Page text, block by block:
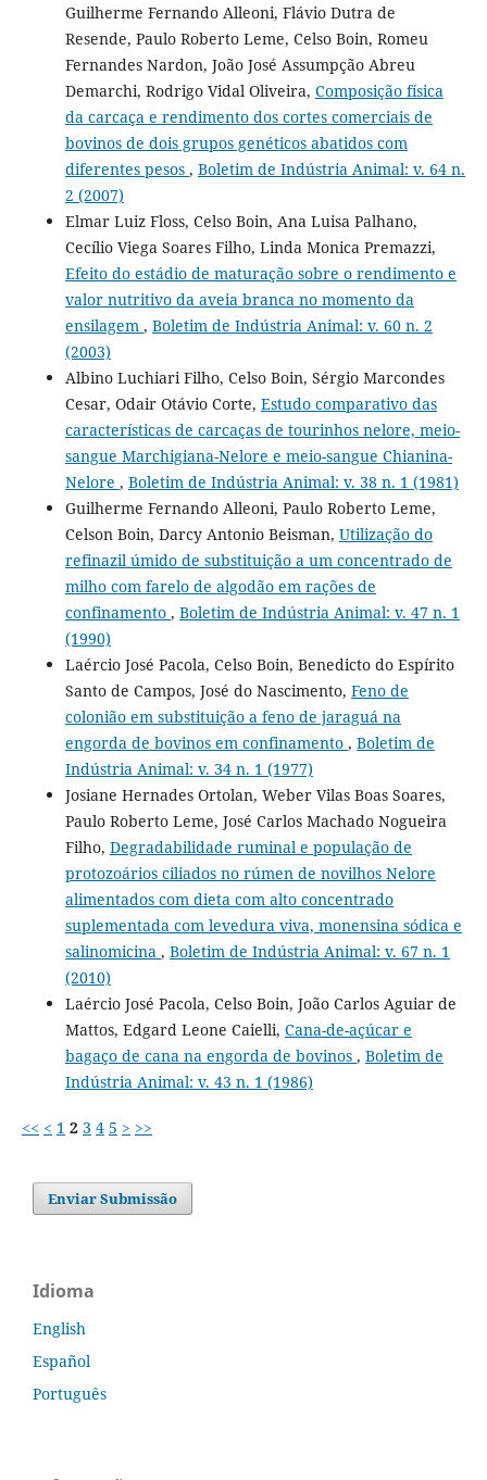
Guilherme Fernando Alleoni, Flávio Dutra de
Resende, Paulo Roberto Leme, Celso Boin, Romeu
Fernandes Nardon, João José Assumpção Abreu
Demarchi, Rodrigo Vidal Oliveira, Composição física
da carcaça e rendimento dos cortes comerciais de
bovinos de dois grupos genéticos abatidos com
diferentes pesos , Boletim de Indústria Animal: v. 64 n.
2 (2007)
Elmar Luiz Floss, Celso Boin, Ana Luisa Palhano,
Cecílio Viega Soares Filho, Linda Monica Premazzi,
Efeito do estádio de maturação sobre o rendimento e
valor nutritivo da aveia branca no momento da
ensilagem , Boletim de Indústria Animal: v. 60 n. 2
(2003)
Albino Luchiari Filho, Celso Boin, Sérgio Marcondes
Cesar, Odair Otávio Corte, Estudo comparativo das
características de carcaças de tourinhos nelore, meio-
sangue Marchigiana-Nelore e meio-sangue Chianina-
Nelore , Boletim de Indústria Animal: v. 38 n. 1 (1981)
Guilherme Fernando Alleoni, Paulo Roberto Leme,
Celson Boin, Darcy Antonio Beisman, Utilização do
refinazil úmido de substituição a um concentrado de
milho com farelo de algodão em rações de
confinamento , Boletim de Indústria Animal: v. 47 n. 1
(1990)
Laércio José Pacola, Celso Boin, Benedicto do Espírito
Santo de Campos, José do Nascimento, Feno de
colonião em substituição a feno de jaraguá na
engorda de bovinos em confinamento , Boletim de
Indústria Animal: v. 34 n. 1 (1977)
Josiane Hernades Ortolan, Weber Vilas Boas Soares,
Paulo Roberto Leme, José Carlos Machado Nogueira
Filho, Degradabilidade ruminal e população de
protozoários ciliados no rúmen de novilhos Nelore
alimentados com dieta com alto concentrado
suplementada com levedura viva, monensina sódica e
salinomicina , Boletim de Indústria Animal: v. 67 n. 1
(2010)
Laércio José Pacola, Celso Boin, João Carlos Aguiar de
Mattos, Edgard Leone Caielli, Cana-de-açúcar e
bagaço de cana na engorda de bovinos , Boletim de
Indústria Animal: v. 43 n. 1 (1986)
<< < 1 2 3 4 5 > >>
Enviar Submissão
Idioma
English
Español
Português